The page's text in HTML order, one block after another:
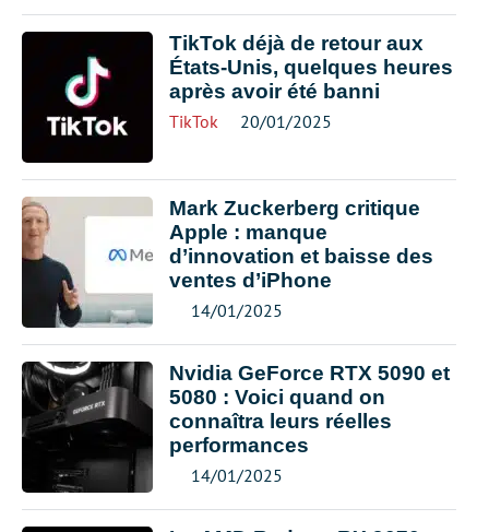
TikTok déjà de retour aux
États-Unis, quelques heures
après avoir été banni
TikTok 20/01/2025
Mark Zuckerberg critique
Apple : manque
d’innovation et baisse des
ventes d’iPhone
14/01/2025
Nvidia GeForce RTX 5090 et
5080 : Voici quand on
connaîtra leurs réelles
performances
14/01/2025